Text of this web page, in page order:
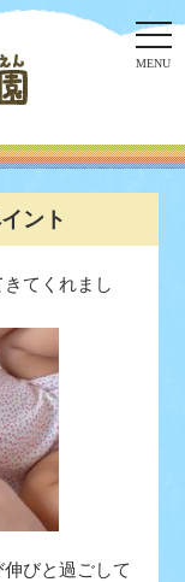
MENU
ント
てくれまし
びと過ごして